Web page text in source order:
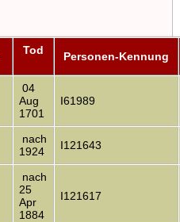
Tod Personen-Kennung
04
Aug
1701
I61989
nach
1924
I121643
nach
25
Apr
1884
I121617